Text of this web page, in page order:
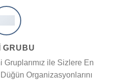
GRUBU
Gruplarımız ile Sizlere En
Organizasyonlarını